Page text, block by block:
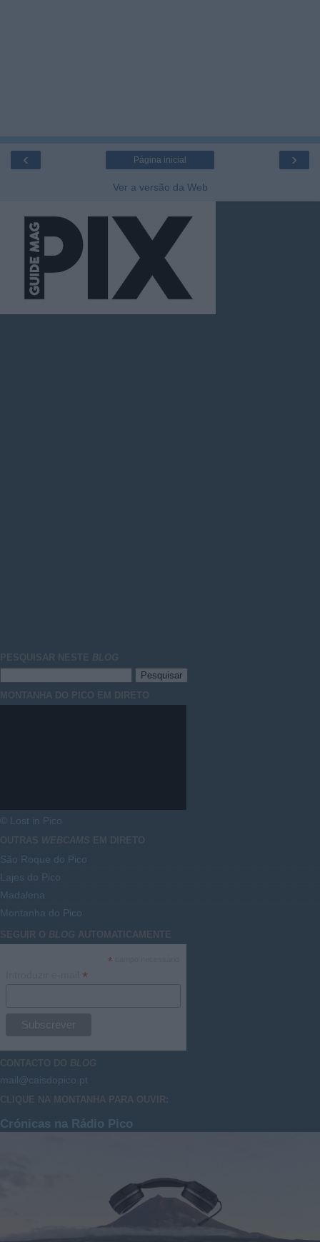
‹ ›
Página inicial
Ver a versão da Web
PESQUISAR NESTE BLOG
MONTANHA DO PICO EM DIRETO
© Lost in Pico
OUTRAS WEBCAMS EM DIRETO
São Roque do Pico
Lajes do Pico
Madalena
Montanha do Pico
SEGUIR O BLOG AUTOMATICAMENTE
*
*
CONTACTO DO BLOG
mail@caisdopico.pt
CLIQUE NA MONTANHA PARA OUVIR:
Crónicas na Rádio Pico